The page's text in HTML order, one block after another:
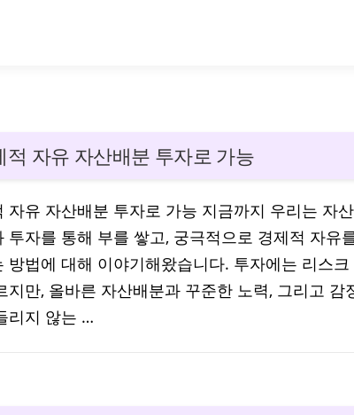
적 자유 자산배분 투자로 가능
자유 자산배분 투자로 가능 지금까지 우리는 자산
투자를 통해 부를 쌓고, 궁극적으로 경제적 자유
방법에 대해 이야기해왔습니다. 투자에는 리스크
지만, 올바른 자산배분과 꾸준한 노력, 그리고 감
리지 않는 …